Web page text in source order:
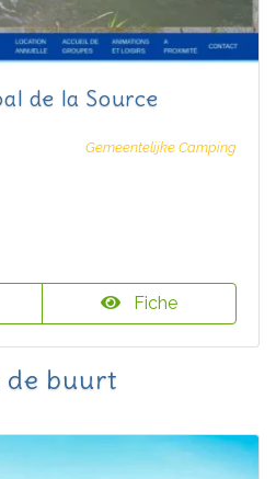
de la Source
Gemeentelijke Camping
Fiche
de buurt